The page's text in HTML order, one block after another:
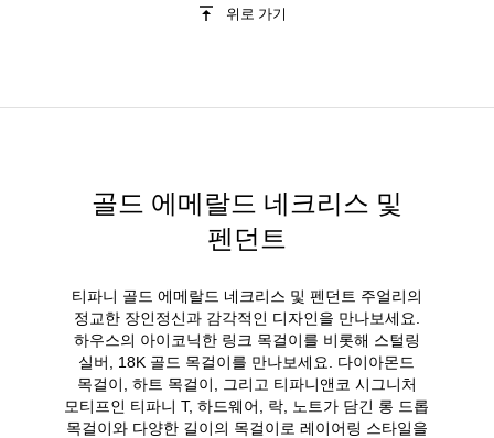
위로 가기
골드 에메랄드 네크리스 및
펜던트
티파니 골드 에메랄드 네크리스 및 펜던트 주얼리의
정교한 장인정신과 감각적인 디자인을 만나보세요.
하우스의 아이코닉한 링크 목걸이를 비롯해 스털링
실버, 18K 골드 목걸이를 만나보세요. 다이아몬드
목걸이, 하트 목걸이, 그리고 티파니앤코 시그니처
모티프인 티파니 T, 하드웨어, 락, 노트가 담긴 롱 드롭
목걸이와 다양한 길이의 목걸이로 레이어링 스타일을